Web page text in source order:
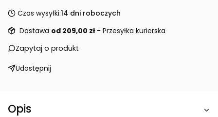
Czas wysyłki:14 dni roboczych
Dostawa od 209,00 zł - Przesyłka kurierska
Zapytaj o produkt
Udostępnij
Opis